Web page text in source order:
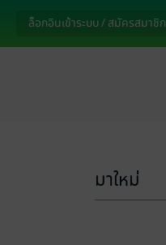
ล็อกอินเข้าระบบ / สมัครสมาชิก
มาใหม่